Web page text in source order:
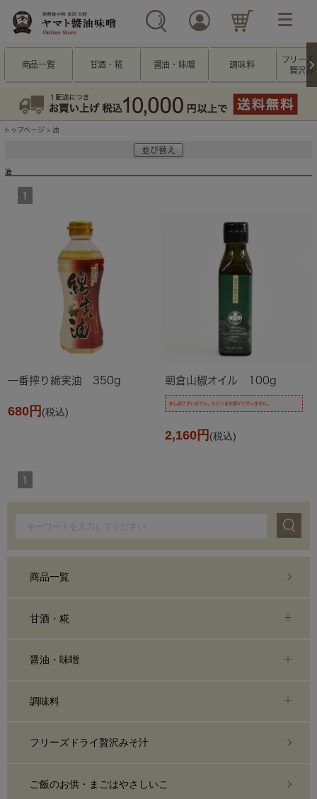
商品一覧 甘酒・糀 醤油・味噌 調味料
フリーズ
贅沢み
トップページ > 油
並び替え
油
1
一番搾り綿実油 350g
680円 (税込)
朝倉山椒オイル 100g
申し訳ございません。ただいま在庫がございません。
2,160円 (税込)
1
商品一覧
甘酒・糀
醤油・味噌
調味料
フリーズドライ贅沢みそ汁
ご飯のお供・まごはやさしいこ